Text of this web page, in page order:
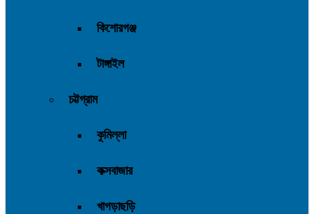
কিশোরগঞ্জ
টাঙ্গাইল
চট্টগ্রাম
কুমিল্লা
কক্সবাজার
খাগড়াছড়ি